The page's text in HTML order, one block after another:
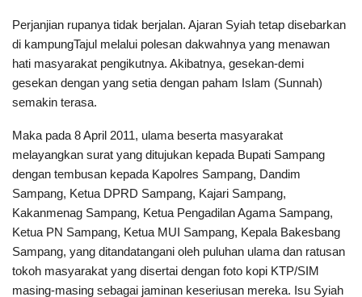
Perjanjian rupanya tidak berjalan. Ajaran Syiah tetap disebarkan
di kampungTajul melalui polesan dakwahnya yang menawan
hati masyarakat pengikutnya. Akibatnya, gesekan-demi
gesekan dengan yang setia dengan paham Islam (Sunnah)
semakin terasa.
Maka pada 8 April 2011, ulama beserta masyarakat
melayangkan surat yang ditujukan kepada Bupati Sampang
dengan tembusan kepada Kapolres Sampang, Dandim
Sampang, Ketua DPRD Sampang, Kajari Sampang,
Kakanmenag Sampang, Ketua Pengadilan Agama Sampang,
Ketua PN Sampang, Ketua MUI Sampang, Kepala Bakesbang
Sampang, yang ditandatangani oleh puluhan ulama dan ratusan
tokoh masyarakat yang disertai dengan foto kopi KTP/SIM
masing-masing sebagai jaminan keseriusan mereka. Isu Syiah